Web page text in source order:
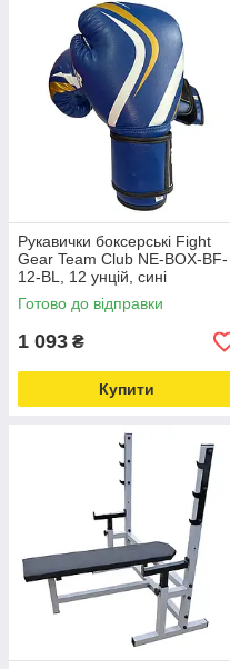
Рукавички боксерські Fight
Gear Team Club NE-BOX-BF-
12-BL, 12 унцій, сині
Love&Life -online-multimarket-
Готово до відправки
1 093 ₴
Купити